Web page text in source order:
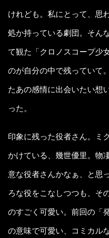
けれども。私にとって、思
処か持っている劇団。そん
て観た「クロノスコープ少
のが自分の中で残っていて
たあの感情に出会いたい想
った。
印象に残った役者さん。ミ
かけている、幾世優里。物
意な役者さんかなぁ、と思
ろな役をこなしつつも、そ
のすごく可愛い。前回の「
の意味で可愛い、コミカル